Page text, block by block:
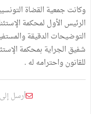
وكانت جمعية القضاة
الرئيس الأول لمحكمة
التوضيحات الدقيقة
شفيق الجراية بمحكمة
للقانون واحترامه له .
أرسل